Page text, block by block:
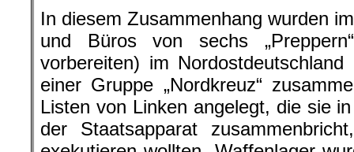
In diesem Zusammenhang wurden
und Büros von sechs
vorbereiten) im
einer Gruppe „Nordkreuz“
Listen von Linken angelegt, die sie
der Staatsapparat